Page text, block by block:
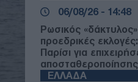
06/08/26 - 14:48
Ρωσικός «δάκτυλος»
προεδρικές
Παρίσι για
ΕΛΛΑΔΑ